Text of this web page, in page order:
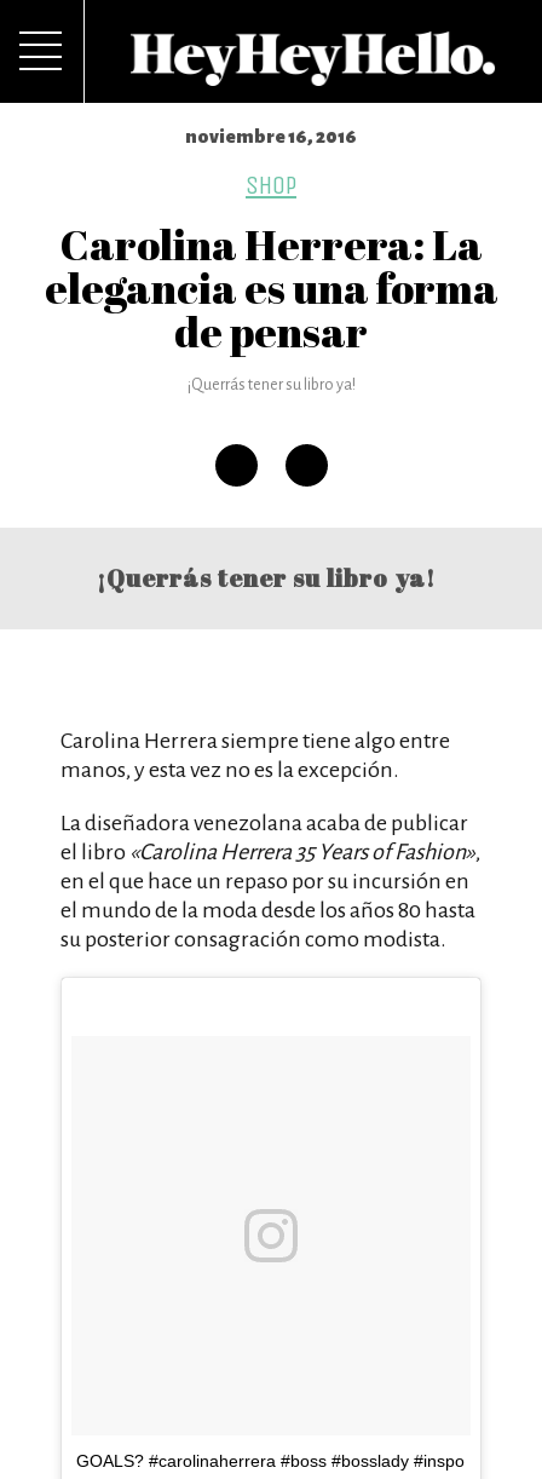
noviembre 16, 2016
SHOP
Carolina Herrera: La
elegancia es una forma
de pensar
¡Querrás tener su libro ya!
¡Querrás tener su libro ya!
Carolina Herrera siempre tiene algo entre
manos, y esta vez no es la excepción.
La diseñadora venezolana acaba de publicar
el libro «Carolina Herrera 35 Years of Fashion»,
en el que hace un repaso por su incursión en
el mundo de la moda desde los años 80 hasta
su posterior consagración como modista.
GOALS? #carolinaherrera #boss #bosslady #inspo